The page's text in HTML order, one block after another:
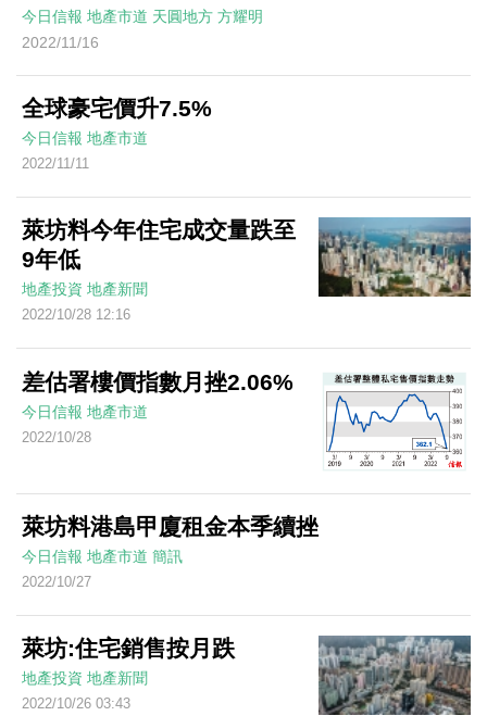
今日信報 地產市道 天圓地方 方耀明
2022/11/16
全球豪宅價升7.5%
今日信報 地產市道
2022/11/11
萊坊料今年住宅成交量跌至
9年低
地產投資 地產新聞
2022/10/28 12:16
差估署樓價指數月挫2.06%
今日信報 地產市道
2022/10/28
萊坊料港島甲廈租金本季續挫
今日信報 地產市道 簡訊
2022/10/27
萊坊:住宅銷售按月跌
地產投資 地產新聞
2022/10/26 03:43